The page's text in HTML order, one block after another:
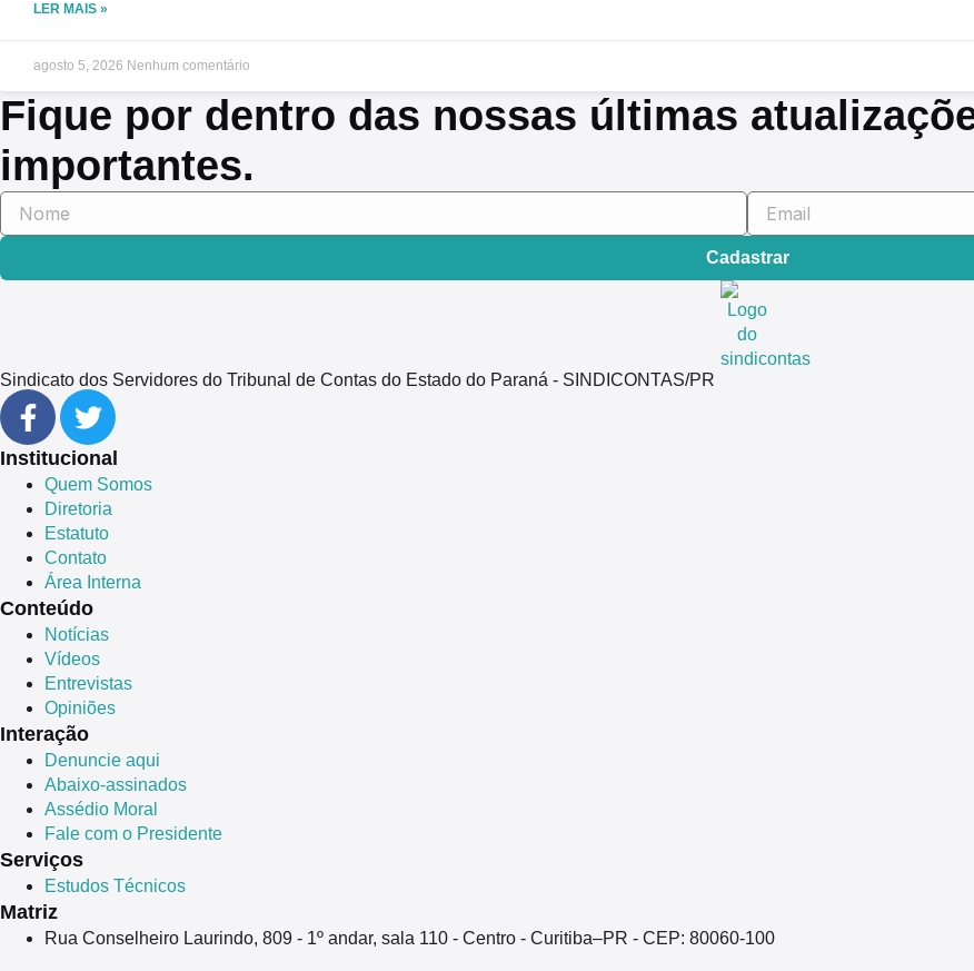
LER MAIS »
agosto 5, 2026 Nenhum comentário
Fique por dentro das nossas últimas
importantes.
Cadastrar
Sindicato dos Servidores do Tribunal de Contas do Estado do Paraná - SINDICONTAS/PR
Institucional
Quem Somos
Diretoria
Estatuto
Contato
Área Interna
Conteúdo
Notícias
Vídeos
Entrevistas
Opiniões
Interação
Denuncie aqui
Abaixo-assinados
Assédio Moral
Fale com o Presidente
Serviços
Estudos Técnicos
Matriz
Rua Conselheiro Laurindo, 809 - 1º andar, sala 110 - Centro - Curitiba–PR - CEP: 80060-100